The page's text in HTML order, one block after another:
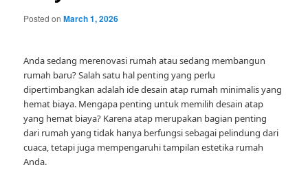
Posted onMarch 1, 2026
Anda sedang merenovasi rumah atau sedang membangun
rumah baru? Salah satu hal penting yang perlu
dipertimbangkan adalah ide desain atap rumah minimalis yang
hemat biaya. Mengapa penting untuk memilih desain atap
yang hemat biaya? Karena atap merupakan bagian penting
dari rumah yang tidak hanya berfungsi sebagai pelindung dari
cuaca, tetapi juga mempengaruhi tampilan estetika rumah
Anda.